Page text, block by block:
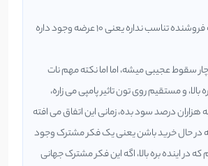
چون خریدار نسبت به فروشنده تناسب نداره یعنی ۱۰ عرضه وجود داره
سقوط عجیبی میشه، اما اما نکته مهم نات
بالا، و مستقیم روی تون تاثیر پامپی می زاره،
هزاران درصد سود بده، زمانی این اتفاق می افته
در حال خرید باشن یعنی یک فکر مشترک وجود
در اینده بره بالا، اگه این فکر مشترک جهانی